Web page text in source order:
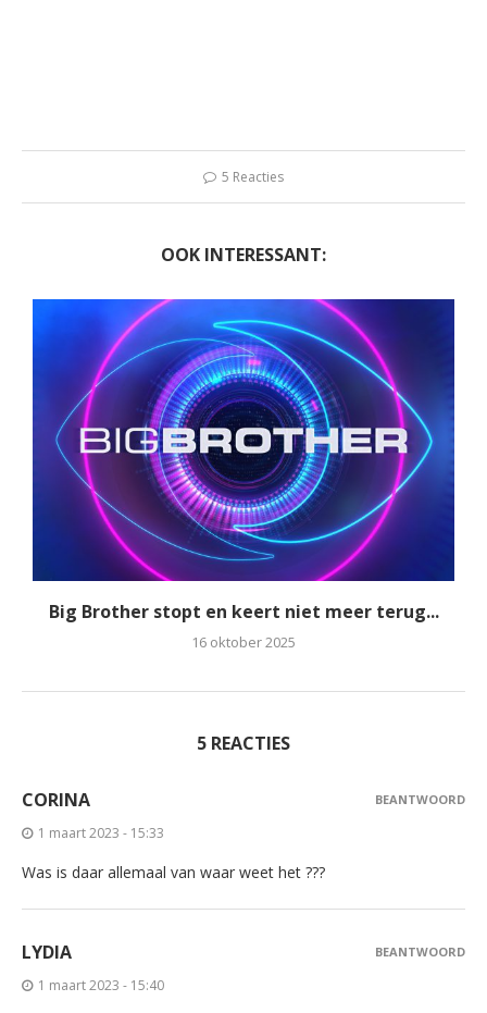
5 Reacties
OOK INTERESSANT:
Big Brother stopt en keert niet meer terug...
16 oktober 2025
5 REACTIES
CORINA
1 maart 2023 - 15:33
Was is daar allemaal van waar weet het ???
BEANTWOORD
LYDIA
1 maart 2023 - 15:40
BEANTWOORD